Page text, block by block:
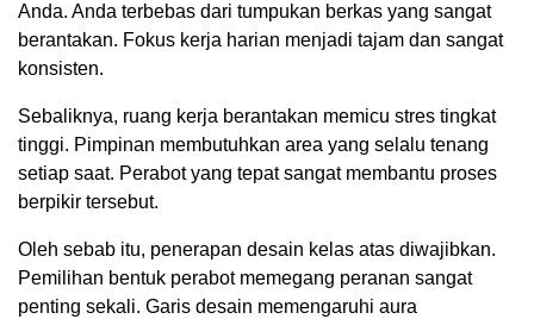
Anda. Anda terbebas dari tumpukan berkas yang sangat
berantakan. Fokus kerja harian menjadi tajam dan sangat
konsisten.
Sebaliknya, ruang kerja berantakan memicu stres tingkat
tinggi. Pimpinan membutuhkan area yang selalu tenang
setiap saat. Perabot yang tepat sangat membantu proses
berpikir tersebut.
Oleh sebab itu, penerapan desain kelas atas diwajibkan.
Pemilihan bentuk perabot memegang peranan sangat
penting sekali. Garis desain memengaruhi aura